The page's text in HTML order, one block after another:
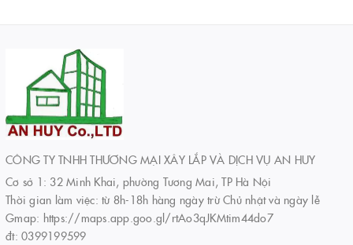
CÔNG TY TNHH THƯƠNG MẠI XÂY LẮP VÀ DỊCH VỤ AN HUY
Cơ sở 1: 32 Minh Khai, phường Tương Mai, TP Hà Nội
Thời gian làm việc: từ 8h-18h hàng ngày trừ Chủ nhật và ngày lễ
Gmap: https://maps.app.goo.gl/rtAo3qJKMtim44do7
đt: 0399199599